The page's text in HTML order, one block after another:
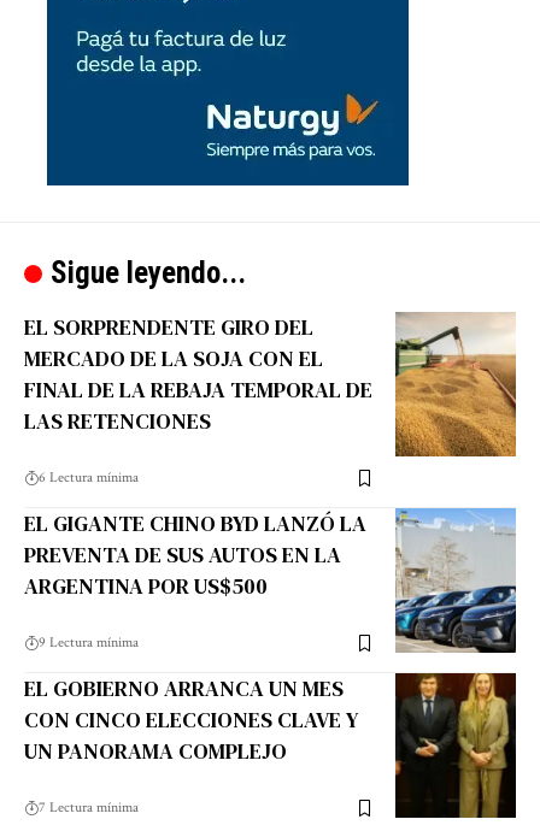
Sigue leyendo...
EL SORPRENDENTE GIRO DEL
MERCADO DE LA SOJA CON EL
FINAL DE LA REBAJA TEMPORAL DE
LAS RETENCIONES
6 Lectura mínima
EL GIGANTE CHINO BYD LANZÓ LA
PREVENTA DE SUS AUTOS EN LA
ARGENTINA POR US$500
9 Lectura mínima
EL GOBIERNO ARRANCA UN MES
CON CINCO ELECCIONES CLAVE Y
UN PANORAMA COMPLEJO
7 Lectura mínima